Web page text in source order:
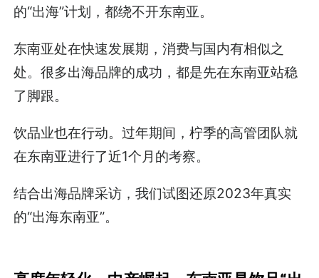
的“出海”计划，都绕不开东南亚。
东南亚处在快速发展期，消费与国内有相似之
处。很多出海品牌的成功，都是先在东南亚站稳
了脚跟。
饮品业也在行动。过年期间，柠季的高管团队就
在东南亚进行了近1个月的考察。
结合出海品牌采访，我们试图还原2023年真实
的“出海东南亚”。